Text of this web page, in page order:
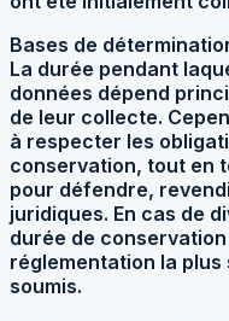
Bases de
La durée pendant
données dépend
de leur collecte.
à respecter les
conservation, tout en
pour défendre,
juridiques. En cas de
durée de
réglementation la
soumis.